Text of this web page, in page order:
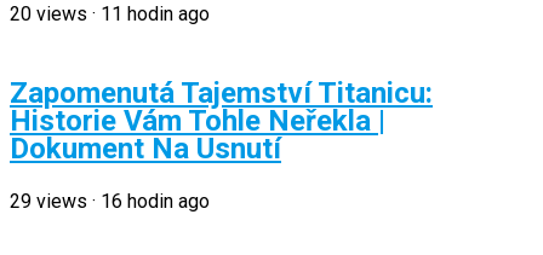
20 views · 11 hodin ago
Zapomenutá Tajemství Titanicu:
Historie Vám Tohle Neřekla |
Dokument Na Usnutí
29 views · 16 hodin ago